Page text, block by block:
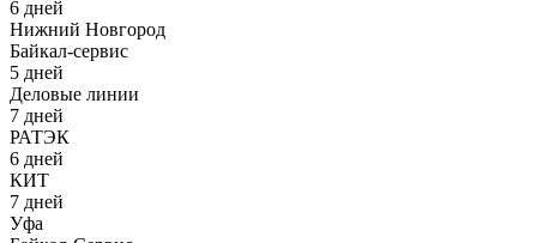
6 дней
Нижний Новгород
Байкал-сервис
5 дней
Деловые линии
7 дней
РАТЭК
6 дней
КИТ
7 дней
Уфа